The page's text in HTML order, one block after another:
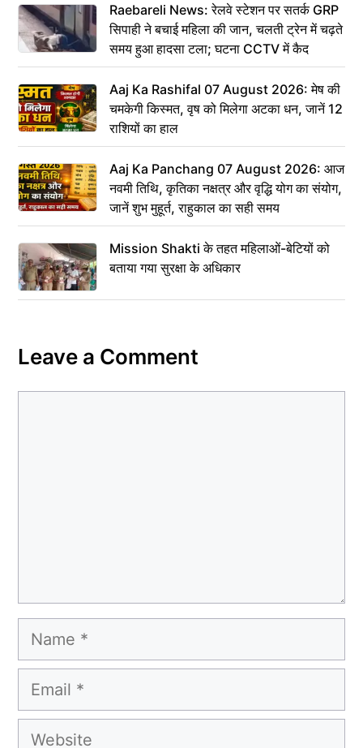
Raebareli News: रेलवे स्टेशन पर सतर्क GRP
सिपाही ने बचाई महिला की जान, चलती ट्रेन में चढ़ते
समय हुआ हादसा टला; घटना CCTV में कैद
Aaj Ka Rashifal 07 August 2026: मेष की
चमकेगी किस्मत, वृष को मिलेगा अटका धन, जानें 12
राशियों का हाल
Aaj Ka Panchang 07 August 2026: आज
नवमी तिथि, कृतिका नक्षत्र और वृद्धि योग का संयोग,
जानें शुभ मुहूर्त, राहुकाल का सही समय
Mission Shakti के तहत महिलाओं-बेटियों को
बताया गया सुरक्षा के अधिकार
Leave a Comment
Name
Email
Website